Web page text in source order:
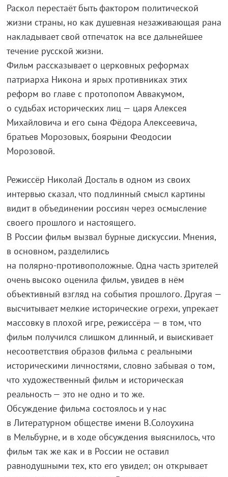
Раскол перестаёт быть фактором политической
жизни страны, но как душевная незаживающая рана
накладывает свой отпечаток на все дальнейшее
течение русской жизни.
Фильм рассказывает о церковных реформах
патриарха Никона и ярых противниках этих
реформ во главе с протопопом Аввакумом,
о судьбах исторических лиц — царя Алексея
Михайловича и его сына Фёдора Алексеевича,
братьев Морозовых, боярыни Феодосии
Морозовой.
Режиссёр Николай Досталь в одном из своих
интервью сказал, что подлинный смысл картины
видит в объединении россиян через осмысление
своего прошлого и настоящего.
В России фильм вызвал бурные дискуссии. Мнения,
в основном, разделились
на полярно-противоположные. Одна часть зрителей
очень высоко оценила фильм, увидев в нём
объективный взгляд на события прошлого. Другая —
высчитывает мелкие исторические огрехи, упрекает
массовку в плохой игре, режиссёра — в том, что
фильм получился слишком длинный, и выискивает
несоответствия образов фильма с реальными
историческими личностями, словно забывая о том,
что художественный фильм и историческая
реальность — это не одно и то же.
Обсуждение фильма состоялось и у нас
в Литературном обществе имени В.Солоухина
в Мельбурне, и в ходе обсуждения выяснилось, что
фильм так же как и в России не оставил
равнодушными тех, кто его увидел; он открывает